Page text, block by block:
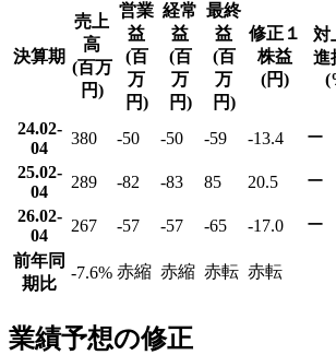
決算期
売上
高
(百万
円)
営業
益
(百
万
円)
経常
益
(百
万
円)
最終
益
(百
万
円)
修正１
株益
(円)
対
進
24.02-
04
380 -50 -50 -59 -13.4 ー
25.02-
04
289 -82 -83 85 20.5 ー
26.02-
04
267 -57 -57 -65 -17.0 ー
前年同
期比
-7.6% 赤縮 赤縮 赤転 赤転
業績予想の修正